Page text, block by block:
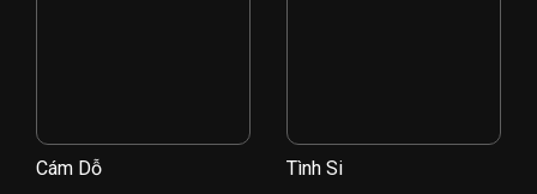
Cám Dỗ Tình Si